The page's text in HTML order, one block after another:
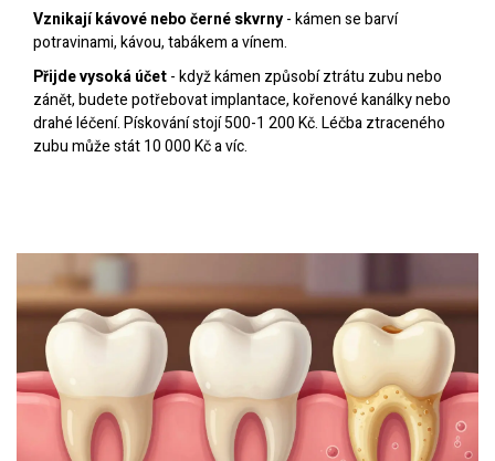
Vznikají kávové nebo černé skvrny- kámen se barví
potravinami, kávou, tabákem a vínem.
Přijde vysoká účet- když kámen způsobí ztrátu zubu nebo
zánět, budete potřebovat implantace, kořenové kanálky nebo
drahé léčení. Pískování stojí 500-1 200 Kč. Léčba ztraceného
zubu může stát 10 000 Kč a víc.